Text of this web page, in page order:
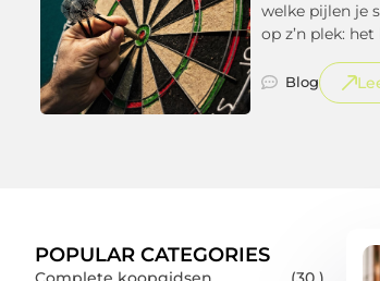
welke pijlen je
op z’n plek:
Blog
POPULAR CATEGORIES